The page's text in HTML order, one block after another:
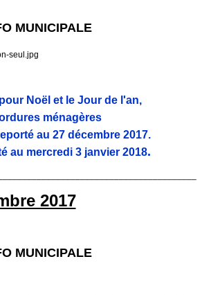
MUNICIPALE
Noël et le Jour de l'an,
ménagères
au 27 décembre 2017.
au mercredi 3 janvier 2018.
2017
MUNICIPALE